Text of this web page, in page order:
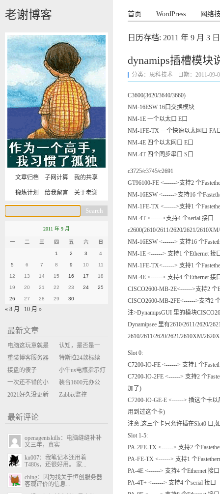
老谢博客 首页 WordPress 网络
日历存档: 2011 年 9 月 3 日
dynamips插槽模块
分类： 思科技术 日期：2011-09-
C3600(3620/3640/3660)
NM-16ESW 16口交换模块
NM-1E 一个以太口 E口
NM-1FE-TX 一个快速以太网口 FA
NM-4E 四个以太网口 E口
NM-4T 四个同步串口 S口
c3725/c3745/c2691
GT96100-FE <------>支持2 个
NM-16ESW <------>支持16 个
NM-1FE-TX <------>支持1 个
NM-4T <------>支持4 个serial 接口
c2600(2610/2611/2620/2621/
NM-16ESW <------> 支持16 个
NM-1E <------> 支持1 个Ethernet 接
NM-1FE-TX<------> 支持1 个
NM-4E <------> 支持4 个Ethernet 接
CISCO2600-MB-2E<------>支持2 个
CISCO2600-MB-2FE<------>支持2
注>DynamipsGUI 里的模块
Dynamipsee 里有2610/2611/2620/
2610/2611/2620/2621/2610XM/
Slot 0:
C7200-IO-FE <------> 支持1 个
C7200-IO-2FE <------> 支持2 个
加了)
C7200-IO-GE-E <------> 插这个卡以
用到过这个卡)
注意:这三个卡只允许插在Slot0 口,
Slot 1-5:
PA-2FE-TX <------> 支持2 个
PA-FE-TX <------> 支持1 个
PA-4E <------> 支持4 个Ethernet 接口
PA-4T+ <------> 支持4 个serial 接口
文章归档 子网计算 我的共享
锻炼计划 给我留言 关于老谢
2011 年 9 月
一 二 三 四 五 六 日
1 2 3 4
5 6 7 8 9 10 11
12 13 14 15 16 17 18
19 20 21 22 23 24 25
26 27 28 29 30
« 8 月 10 月 »
最新文章
电脑这玩意就是
缝缝补补的事
认知，是否是一
座大山？当架构
决策变成配置清
单比价
重装博客服务器
环境
特斯拉24款标续
Model Y 2万公里
使用体验
接盘的傻子
小牛us电瓶指示灯
闪三次不上电
一次还不错的小
米售后体验
装台1600元办公
主机
2021好久没更新
Zabbix监控
最新评论
openagentskills：电脑缝缝补补
又三年，真实
kn007：我笔记本还用着
T480s，还很好用。 家...
ching：因为找关于恒创服务器
客观评价的信息...